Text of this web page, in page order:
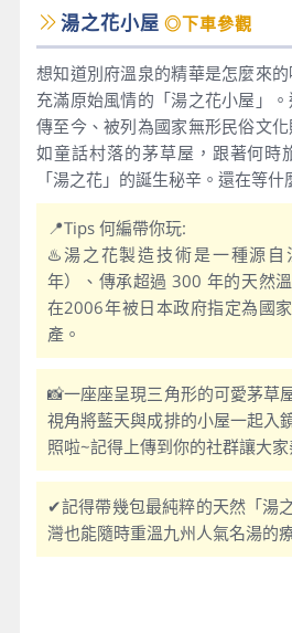
湯之花小屋 ◎下車參觀
想知道別府溫泉的精華是怎麼來
充滿原始風情的「湯之花小屋」
傳至今、被列為國家無形民俗文
如童話村落的茅草屋，跟著何時
「湯之花」的誕生秘辛。還在等什
📍Tips 何編帶你玩:
♨️湯之花製造技術是一種源自
年）、傳承超過 300 年的天然
在2006年被日本政府指定為國
產。
📸一座座呈現三角形的可愛茅草
視角將藍天與成排的小屋一起入
照啦~記得上傳到你的社群讓大家
✔記得帶幾包最純粹的天然「湯
灣也能隨時重溫九州人氣名湯的